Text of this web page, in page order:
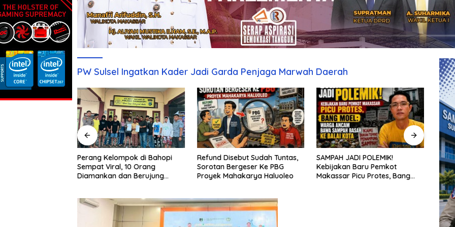
PW Sulsel Ingatkan Kader Jadi Garda Penjaga Marwah Daerah
Perang Kelompok di Bahopi
Sempat Viral, 10 Orang
Diamankan dan Berujung
Refund Disebut Sudah Tuntas,
Sorotan Bergeser Ke PBG
Proyek Mahakarya Haluoleo
SAMPAH JADI POLEMIK!
Kebijakan Baru Pemkot
Makassar Picu Protes, Bang